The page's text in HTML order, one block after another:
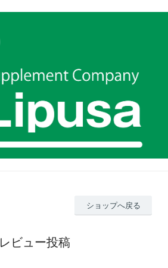
ショップへ戻る
レビュー投稿